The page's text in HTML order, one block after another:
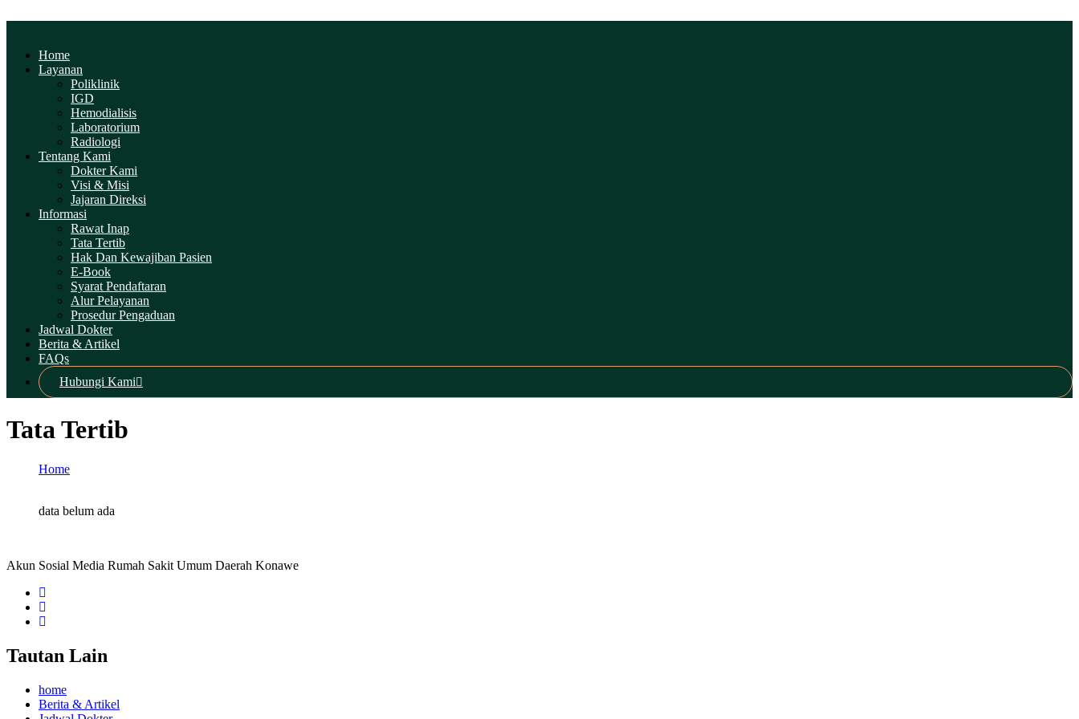
Home
Layanan
Poliklinik
IGD
Hemodialisis
Laboratorium
Radiologi
Tentang Kami
Dokter Kami
Visi & Misi
Jajaran Direksi
Informasi
Rawat Inap
Tata Tertib
Hak Dan Kewajiban Pasien
E-Book
Syarat Pendaftaran
Alur Pelayanan
Prosedur Pengaduan
Jadwal Dokter
Berita & Artikel
FAQs
Hubungi Kami
Tata Tertib
Home
data belum ada
Akun Sosial Media Rumah Sakit Umum Daerah Konawe
Tautan Lain
home
Berita & Artikel